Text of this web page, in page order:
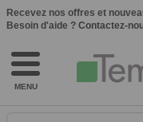
Recevez nos offres et
Besoin d'aide ? Contactez-
MENU